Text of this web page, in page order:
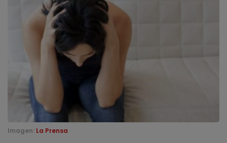
Imagen: La Prensa